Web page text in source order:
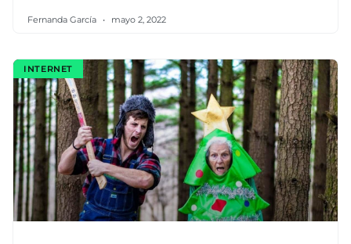
Fernanda García mayo 2, 2022
INTERNET